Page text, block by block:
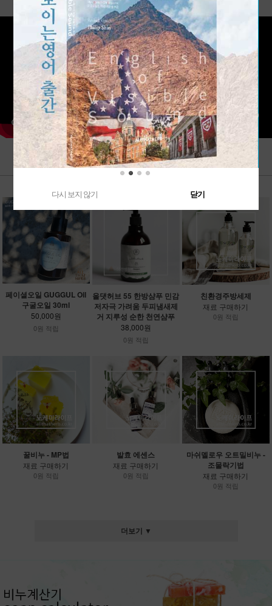
페이셜오일 GUGGUL Oil
구굴오일 30ml
50,000원
0원 적립
올댓허브 55 한방샴푸 민감
저자극 가려움 두피냄새제
거 지루성 순한 천연샴푸
38,000원
0원 적립
친환경주방세제
재료 구매하기
0원 적립
꿀비누 - MP법
재료 구매하기
0원 적립
발효 에센스
재료 구매하기
0원 적립
마쉬멜로우 오트밀비누 -
조물락기법
재료 구매하기
0원 적립
더보기 ▼
다시 보지 않기 닫기